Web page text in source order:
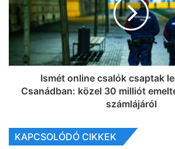
Ismét online csalók csaptak
Csanádban: közel 30 milliót
számlájáról
KAPCSOLÓDÓ CIKKEK